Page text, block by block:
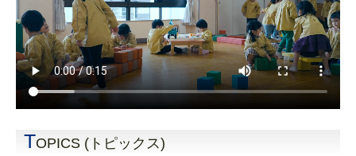
TOPICS (トピックス)